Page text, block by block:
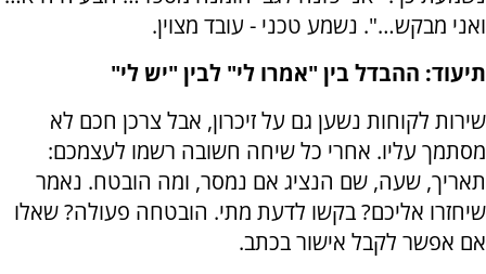
ואני מבקש…". נשמע טכני - עובד מצוין.
תיעוד: ההבדל בין "אמרו לי" לבין "יש לי"
שירות לקוחות נשען גם על זיכרון, אבל צרכן חכם לא
מסתמך עליו. אחרי כל שיחה חשובה רשמו לעצמכם:
תאריך, שעה, שם הנציג אם נמסר, ומה הובטח. נאמר
שיחזרו אליכם? בקשו לדעת מתי. הובטחה פעולה? שאלו
אם אפשר לקבל אישור בכתב.